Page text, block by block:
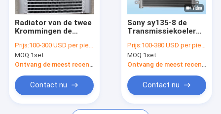
Kwaliteitscontrole
Nieuws
Gevallen
Radiator van de twee
Krommingen de
voor Graafwerktuig
410*550*60mm van
Voerman E303
Prijs:100-300 USD per piece
MOQ:1set
Ontvang de meest recente Prijs
Contact nu
Sany sy135-8 de
Transmissiekoeler
Graafwerktuigaluminum
radiator with
Prijs:100-380 USD per piece
MOQ:1set
Ontvang de meest recente Prijs
Contact nu